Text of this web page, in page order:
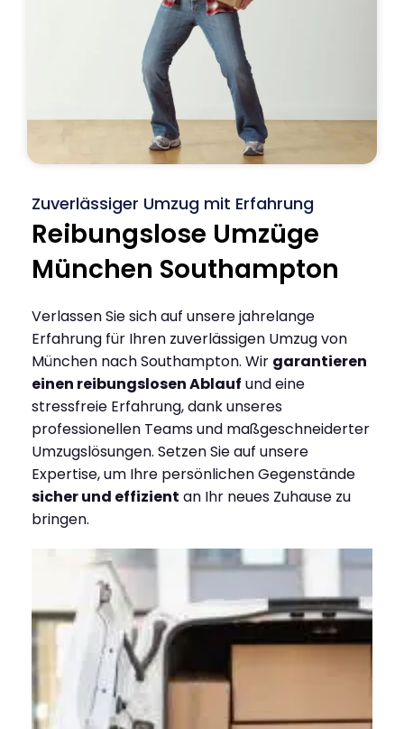
Zuverlässiger Umzug mit Erfahrung
Reibungslose Umzüge
München Southampton
Verlassen Sie sich auf unsere jahrelange
Erfahrung für Ihren zuverlässigen Umzug von
München nach Southampton. Wir garantieren
einen reibungslosen Ablauf und eine
stressfreie Erfahrung, dank unseres
professionellen Teams und maßgeschneiderter
Umzugslösungen. Setzen Sie auf unsere
Expertise, um Ihre persönlichen Gegenstände
sicher und effizient an Ihr neues Zuhause zu
bringen.